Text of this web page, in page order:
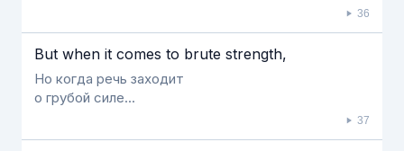
36
But when it comes to brute strength,
Но когда речь заходит
о грубой силе...
37